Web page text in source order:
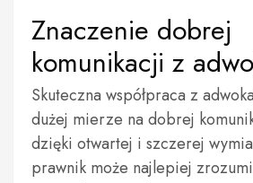
Znaczenie dobrej
komunikacji z
Skuteczna współpraca z
dużej mierze na dobrej
dzięki otwartej i szczerej
prawnik może najlepiej